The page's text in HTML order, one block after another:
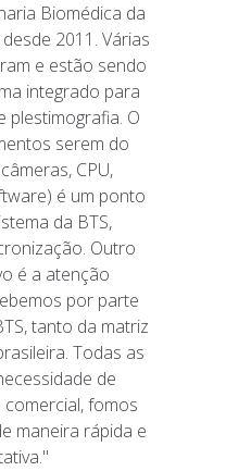
Biomédica da
2011. Várias
e estão sendo
integrado para
plestimografia. O
serem do
CPU,
é um ponto
da BTS,
Outro
é a atenção
por parte
tanto da matriz
Todas as
de
fomos
maneira rápida e